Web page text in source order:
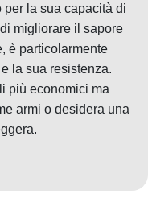
per la sua capacità di
migliorare il sapore
è particolarmente
la sua resistenza.
più economici ma
armi o desidera una